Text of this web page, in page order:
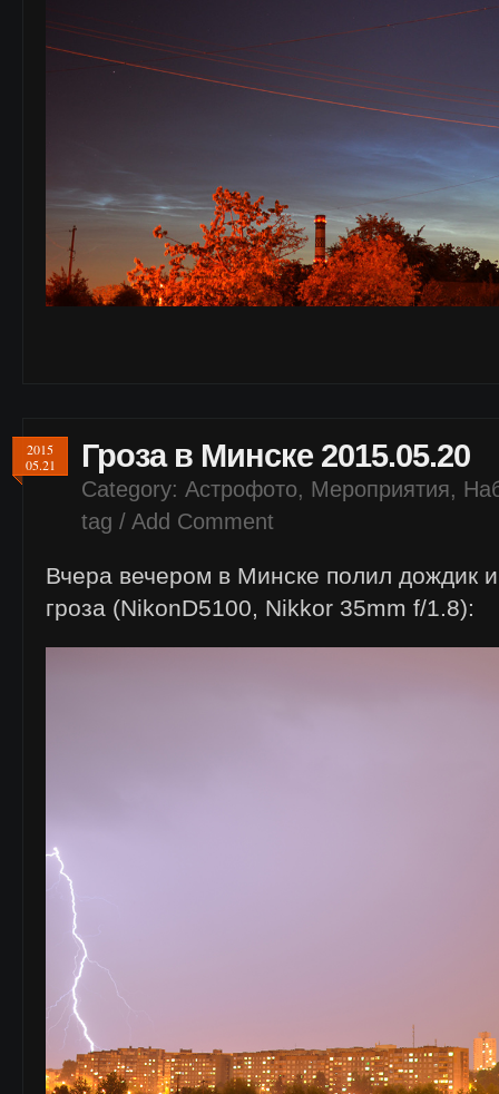
2015
05.21
Гроза в Минске 2015.05.20
Category: Астрофото, Мероприятия,
tag / Add Comment
Вчера вечером в Минске полил дождик
гроза (NikonD5100, Nikkor 35mm f/1.8):